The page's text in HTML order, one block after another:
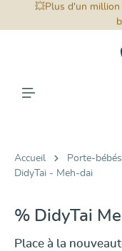
📦
💥Trouverez
💥Plus d'un
Accueil Porte-bébés
DidyTai - Meh-dai
% DidyTai
Place à la